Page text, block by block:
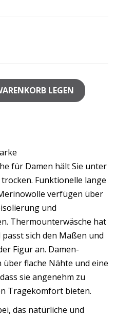
LEGEN
für Damen hält Sie unter
Funktionelle lange
verfügen über
und
Thermounterwäsche hat
sich den Maßen und
Figur an. Damen-
flache Nähte und eine
sie angenehm zu
Tragekomfort bieten.
das natürliche und